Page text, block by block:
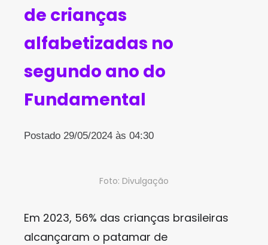
de crianças
alfabetizadas no
segundo ano do
Fundamental
Postado 29/05/2024 às 04:30
Foto: Divulgação
Em 2023, 56% das crianças brasileiras
alcançaram o patamar de